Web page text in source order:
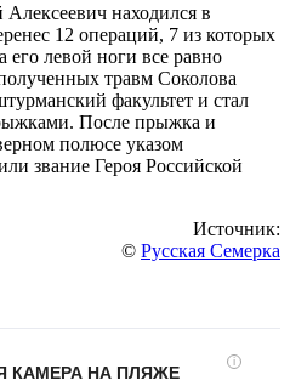
находился в
12 операций, 7 из которых
левой ноги все равно
травм Соколова
факультет и стал
После прыжка и
полюсе указом
звание Героя Российской
Источник:
© Русская Семерка
i
КАМЕРА НА ПЛЯЖЕ